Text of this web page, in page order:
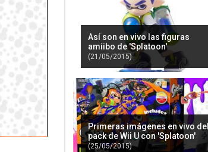
Así son en vivo las figuras
amiibo de 'Splatoon'
(21/05/2015)
Primeras imágenes en vivo del
pack de Wii U con 'Splatoon'
(25/05/2015)